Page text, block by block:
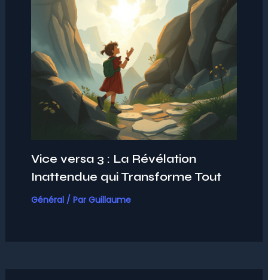
Vice versa 3 : La Révélation
Inattendue qui Transforme Tout
Général/ Par Guillaume